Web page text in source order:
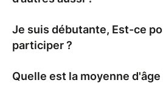
Non inclus :
Je suis débutante, Est-ce
participer ?
Quelle est la moyenne d'âge